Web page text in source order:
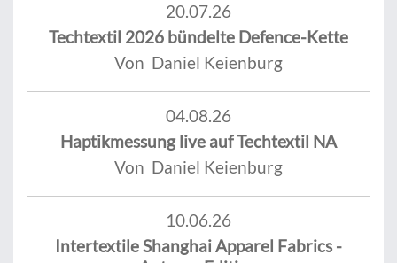
20.07.26
Techtextil 2026 bündelte Defence-Kette
Von Daniel Keienburg
04.08.26
Haptikmessung live auf Techtextil NA
Von Daniel Keienburg
10.06.26
Intertextile Shanghai Apparel Fabrics -